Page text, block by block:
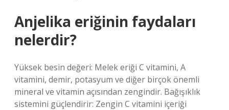
Anjelika eriğinin faydaları
nelerdir?
Yüksek besin değeri: Melek eriği C vitamini, A
vitamini, demir, potasyum ve diğer birçok önemli
mineral ve vitamin açısından zengindir. Bağışıklık
sistemini güçlendirir: Zengin C vitamini içeriği